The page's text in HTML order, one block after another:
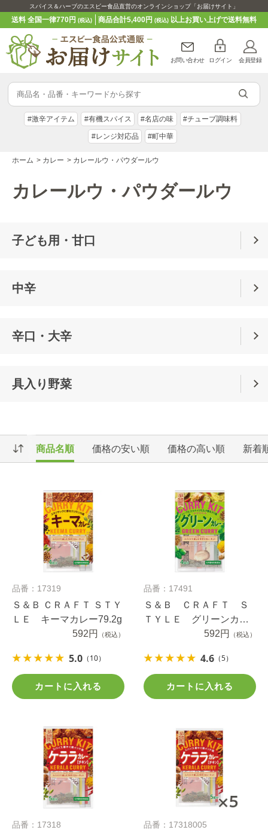
スパイス＆ハーブのエスビー食品直営のオンラインショップ「お届けサイト」
送料 全国一律770円(税込) 商品合計5,400円 (税込)以上お買い上げで送料無料
お問い合わせ ログイン 会員登録
#激辛アイテム #有機スパイス #名店の味 #チューブ調味料
#レンジ対応品 #町中華
ホーム > カレー > カレールウ・パウダールウ
カレールウ・パウダールウ
子ども用・甘口
中辛
辛口・大辛
具入り野菜
商品名順 価格の安い順 価格の高い順 新着
品番：17319
Ｓ＆Ｂ ＣＲＡＦＴ ＳＴＹ
ＬＥ キーマカレー79.2g
592円
（税込）
5.0 （10）
カートに入れる
品番：17491
Ｓ＆Ｂ ＣＲＡＦＴ Ｓ
ＴＹＬＥ グリーンカレ
592円 （税込）
4.6 （5）
カートに入れる
品番：17318 品番：17318005